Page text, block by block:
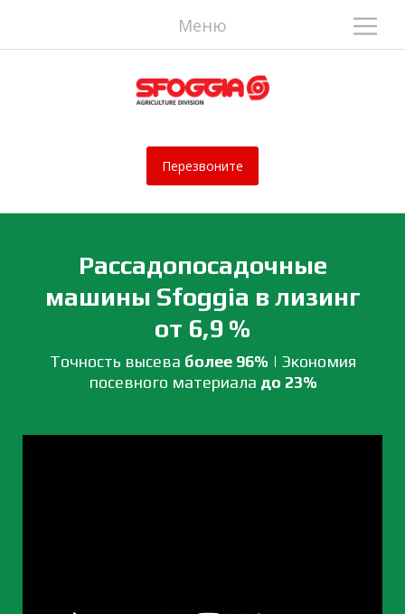
Меню
Перезвоните
М
О
Рассадопосадочные
машины Sfoggia в лизинг
от 6,9 %
Точность высева более 96% | Экономия
посевного материала до 23%